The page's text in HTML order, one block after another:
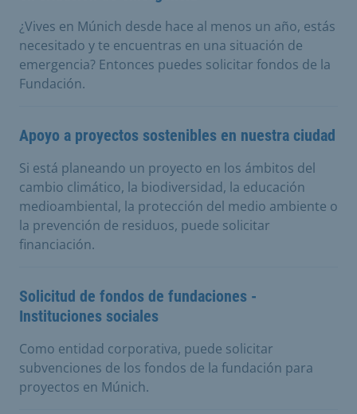
¿Vives en Múnich desde hace al menos un año, estás
necesitado y te encuentras en una situación de
emergencia? Entonces puedes solicitar fondos de la
Fundación.
Apoyo a proyectos sostenibles en nuestra ciudad
Si está planeando un proyecto en los ámbitos del
cambio climático, la biodiversidad, la educación
medioambiental, la protección del medio ambiente o
la prevención de residuos, puede solicitar
financiación.
Solicitud de fondos de fundaciones -
Instituciones sociales
Como entidad corporativa, puede solicitar
subvenciones de los fondos de la fundación para
proyectos en Múnich.